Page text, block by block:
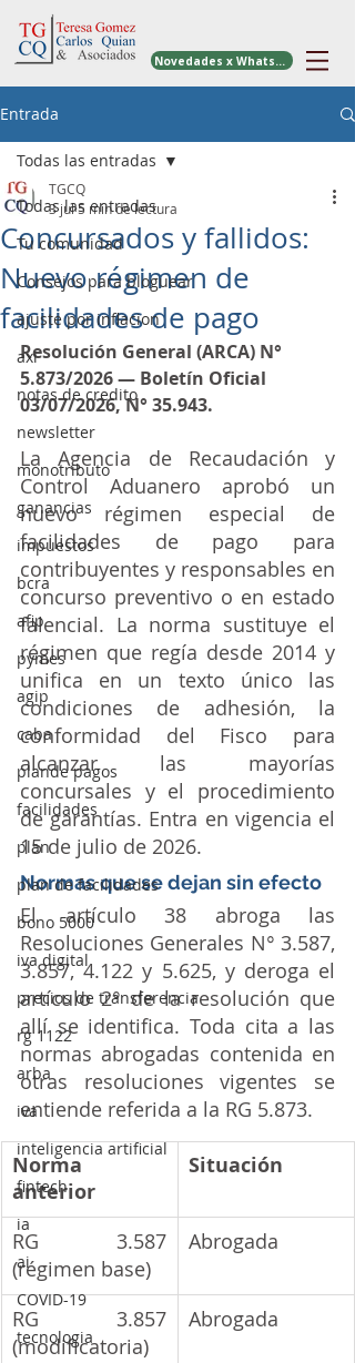
Novedades x WhatsApp
Entrada
Todas las entradas
Tu comunidad
Consejos para bloguear
ajuste por inflacion
axi
notas de credito
newsletter
monotributo
ganancias
impuestos
bcra
afip
pymes
agip
caba
plande pagos
facilidades
plan
plan de facilidades
bono 5000
iva digital
precios de transferencia
rg 1122
arba
iva
inteligencia artificial
fintech
ia
ai
COVID-19
tecnologia
Todas las entradas
Concursados y fallidos:
Nuevo régimen de
facilidades de pago
TGCQ
3 jul5 min de lectura
Resolución General (ARCA) N°
5.873/2026 — Boletín Oficial
03/07/2026, N° 35.943.
La Agencia de Recaudación y
Control Aduanero aprobó un
nuevo régimen especial de
facilidades de pago para
contribuyentes y responsables en
concurso preventivo o en estado
falencial. La norma sustituye el
régimen que regía desde 2014 y
unifica en un texto único las
condiciones de adhesión, la
conformidad del Fisco para
alcanzar las mayorías
concursales y el procedimiento
de garantías. Entra en vigencia el
15 de julio de 2026.
Normas que se dejan sin efecto
El artículo 38 abroga las
Resoluciones Generales N° 3.587,
3.857, 4.122 y 5.625, y deroga el
artículo 2° de la resolución que
allí se identifica. Toda cita a las
normas abrogadas contenida en
otras resoluciones vigentes se
entiende referida a la RG 5.873.
Norma
anterior
Situación
RG 3.587
(régimen base)
Abrogada
RG 3.857
(modificatoria)
Abrogada